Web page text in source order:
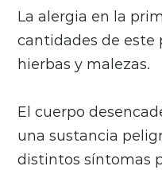
La alergia en la
cantidades de este
hierbas y malezas.
El cuerpo
una sustancia
distintos síntomas